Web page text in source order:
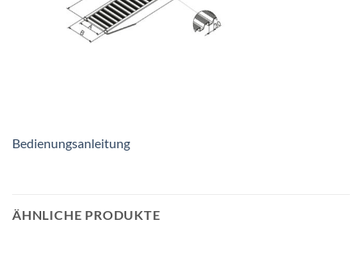
Bedienungsanleitung
ÄHNLICHE PRODUKTE